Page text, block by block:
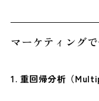
マーケティング
1. 重回帰分析（